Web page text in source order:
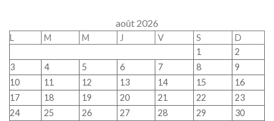
août 2026
L M M J V S
D
1
2
3
4 5 6 7 8
9
10
11 12 13 14 15
16
17
18 19 20 21 22
23
24
25 26 27 28 29
30